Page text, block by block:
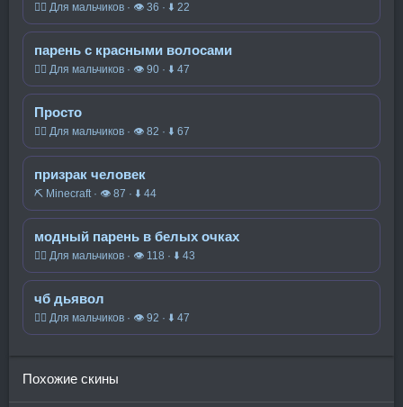
🧍‍♂️ Для мальчиков · 👁 36 · ⬇ 22
парень с красными волосами
🧍‍♂️ Для мальчиков · 👁 90 · ⬇ 47
Просто
🧍‍♂️ Для мальчиков · 👁 82 · ⬇ 67
призрак человек
⛏️ Minecraft · 👁 87 · ⬇ 44
модный парень в белых очках
🧍‍♂️ Для мальчиков · 👁 118 · ⬇ 43
чб дьявол
🧍‍♂️ Для мальчиков · 👁 92 · ⬇ 47
Похожие скины